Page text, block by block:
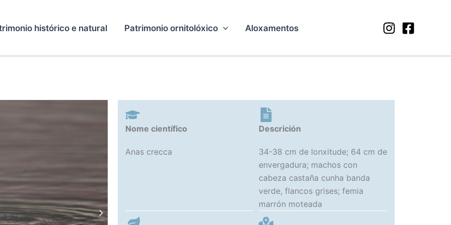
histórico e natural Patrimonio ornitolóxico Aloxamentos
Nome científico
Anas crecca
Descrición
34-38 cm de lonxitude; 64 cm de
envergadura; machos con
cabeza castaña cunha banda
verde, flancos grises; femia
marrón moteada